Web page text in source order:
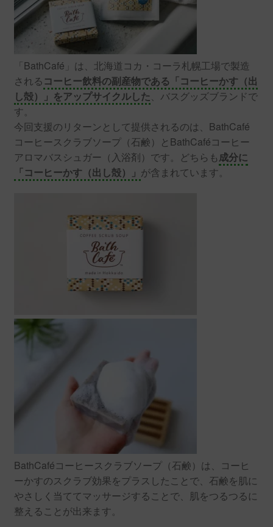
「BathCafé」は、北海道コカ・コーラ札幌工場で製造
されるコーヒー飲料の副産物である「コーヒーかす（出
し殻）」をアップサイクルした 、バスグッズブランドで
す。
今回支援のリターンとして提供されるのは、BathCafé
コーヒースクラブソープ（石鹸）とBathCaféコーヒー
アロマバスシュガー（入浴剤）です。どちらも 成分に
「コーヒーかす（出し殻）」 が含まれています。
BathCaféコーヒースクラブソープ（石鹸）は、コーヒ
ーかすのスクラブ効果をプラスしたことで、石鹸を肌に
やさしく当ててマッサージすることで、肌をつるつるに
整えることが出来ます。